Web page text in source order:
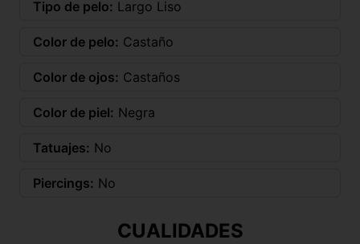
Tipo de pelo: Largo Liso
Color de pelo: Castaño
Color de ojos: Castaños
Color de piel: Negra
Tatuajes: No
Piercings: No
CUALIDADES